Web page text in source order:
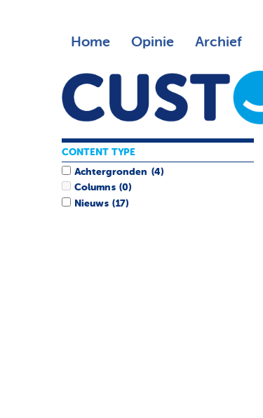
Home Opinie Archief
CONTENT TYPE
Achtergronden (4)
Columns (0)
Nieuws (17)